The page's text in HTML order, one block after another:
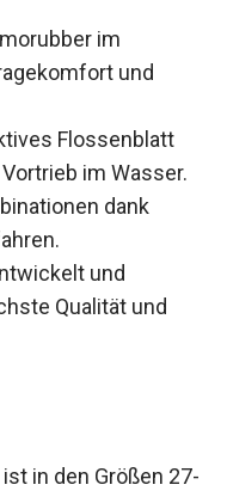
im
und
Flossenblatt
im
dank
und